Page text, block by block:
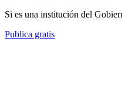
Si es una institución del
Publica gratis